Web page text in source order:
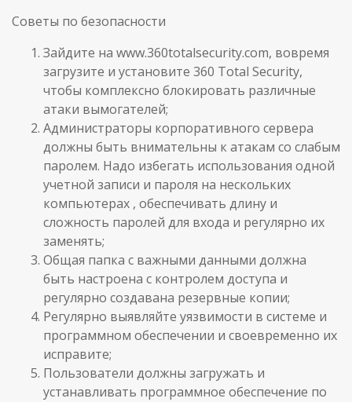
Советы по безопасности
Зайдите на www.360totalsecurity.com, вовремя
загрузите и установите 360 Total Security,
чтобы комплексно блокировать различные
атаки вымогателей;
Администраторы корпоративного сервера
должны быть внимательны к атакам со слабым
паролем. Надо избегать использования одной
учетной записи и пароля на нескольких
компьютерах , обеспечивать длину и
сложность паролей для входа и регулярно их
заменять;
Общая папка с важными данными должна
быть настроена с контролем доступа и
регулярно создавана резервные копии;
Регулярно выявляйте уязвимости в системе и
программном обеспечении и своевременно их
исправите;
Пользователи должны загружать и
устанавливать программное обеспечение по